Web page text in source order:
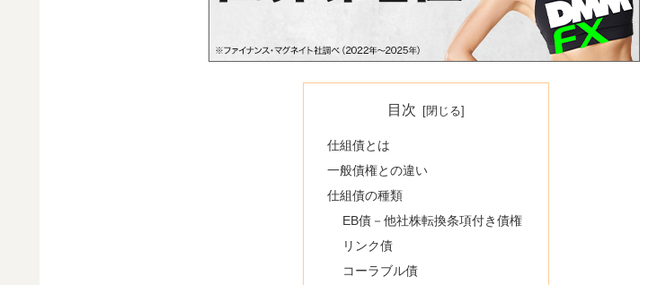
目次
仕組債とは
一般債権との違い
仕組債の種類
EB債－他社株転換条項付き債権
リンク債
コーラブル債